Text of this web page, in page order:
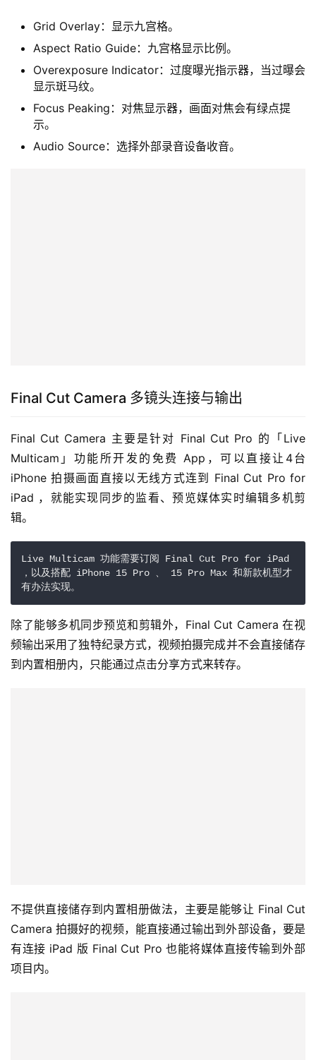
Grid Overlay：显示九宫格。
Aspect Ratio Guide：九宫格显示比例。
Overexposure Indicator：过度曝光指示器，当过曝会
显示斑马纹。
Focus Peaking：对焦显示器，画面对焦会有绿点提
示。
Audio Source：选择外部录音设备收音。
Final Cut Camera 多镜头连接与输出
Final Cut Camera 主要是针对 Final Cut Pro 的「Live
Multicam」功能所开发的免费 App，可以直接让4台
iPhone 拍摄画面直接以无线方式连到 Final Cut Pro for
iPad ，就能实现同步的监看、预览媒体实时编辑多机剪
辑。
Live Multicam 功能需要订阅 Final Cut Pro for iPad
，以及搭配 iPhone 15 Pro 、 15 Pro Max 和新款机型才
有办法实现。
除了能够多机同步预览和剪辑外，Final Cut Camera 在视
频输出采用了独特纪录方式，视频拍摄完成并不会直接储存
到内置相册内，只能通过点击分享方式来转存。
不提供直接储存到内置相册做法，主要是能够让 Final Cut
Camera 拍摄好的视频，能直接通过输出到外部设备，要是
有连接 iPad 版 Final Cut Pro 也能将媒体直接传输到外部
项目内。